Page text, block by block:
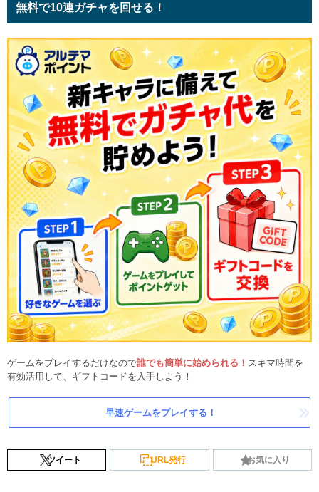
無料で10連ガチャを回せる！
ゲームをプレイするだけなので誰でも簡単に始められる！ スキマ時間を
有効活用して、ギフトコードを入手しよう！
早速ゲームをプレイする！
ツイート URL発行 お気に入り